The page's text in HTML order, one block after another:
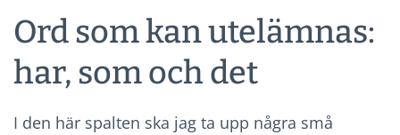
Ord som kan utelämnas:
har, som och det
I den här spalten ska jag ta upp några små